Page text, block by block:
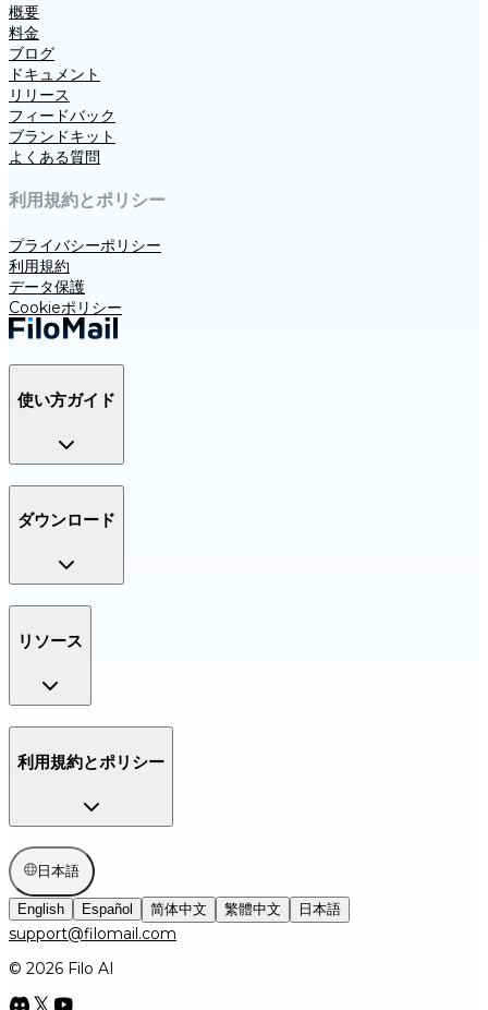
概要
料金
ブログ
ドキュメント
リリース
フィードバック
ブランドキット
よくある質問
利用規約とポリシー
プライバシーポリシー
利用規約
データ保護
Cookieポリシー
使い方ガイド
ダウンロード
リソース
利用規約とポリシー
日本語
English Español 简体中文 繁體中文 日本語
support@filomail.com
© 2026 Filo AI